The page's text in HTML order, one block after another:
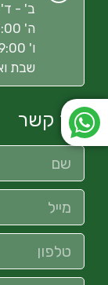
ב' - ד' 10:00 - 16:00
ה' 10:00 - 18:00
ו' 9:00 - 13:00
שבת
צור קשר